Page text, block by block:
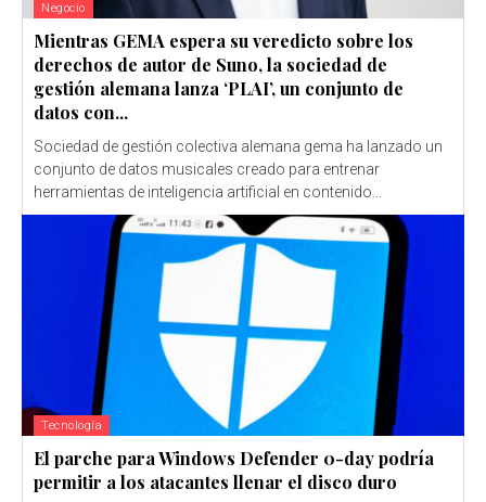
Negocio
Mientras GEMA espera su veredicto sobre los
derechos de autor de Suno, la sociedad de
gestión alemana lanza ‘PLAI’, un conjunto de
datos con...
Sociedad de gestión colectiva alemana gema ha lanzado un
conjunto de datos musicales creado para entrenar
herramientas de inteligencia artificial en contenido...
Tecnología
El parche para Windows Defender 0-day podría
permitir a los atacantes llenar el disco duro